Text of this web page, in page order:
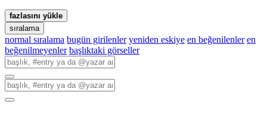
fazlasını yükle
sıralama
normal sıralama bugün girilenler yeniden eskiye en beğenilenler en
beğenilmeyenler başlıktaki görseller